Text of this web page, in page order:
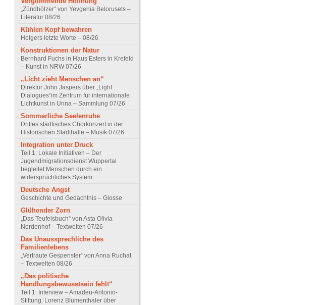
„Zündhölzer“ von Yevgenia Belorusets –
Literatur 08/26
Kühlen Kopf bewahren
Holgers letzte Worte – 08/26
Konstruktionen der Natur
Bernhard Fuchs in Haus Esters in Krefeld
– Kunst in NRW 07/26
„Licht zieht Menschen an“
Direktor John Jaspers über „Light
Dialogues“im Zentrum für internationale
Lichtkunst in Unna – Sammlung 07/26
Sommerliche Seelenruhe
Drittes städtisches Chorkonzert in der
Historischen Stadthalle – Musik 07/26
Integration unter Druck
Teil 1: Lokale Initiativen – Der
Jugendmigrationsdienst Wuppertal
begleitet Menschen durch ein
widersprüchliches System
Deutsche Angst
Geschichte und Gedächtnis – Glosse
Glühender Zorn
„Das Teufelsbuch“ von Asta Olivia
Nordenhof – Textwelten 07/26
Das Unaussprechliche des
Familienlebens
„Vertraute Gespenster“ von Anna Ruchat
– Textwelten 08/26
„Das politische
Handlungsbewusstsein fehlt“
Teil 1: Interview – Amadeu-Antonio-
Stiftung: Lorenz Blumenthaler über